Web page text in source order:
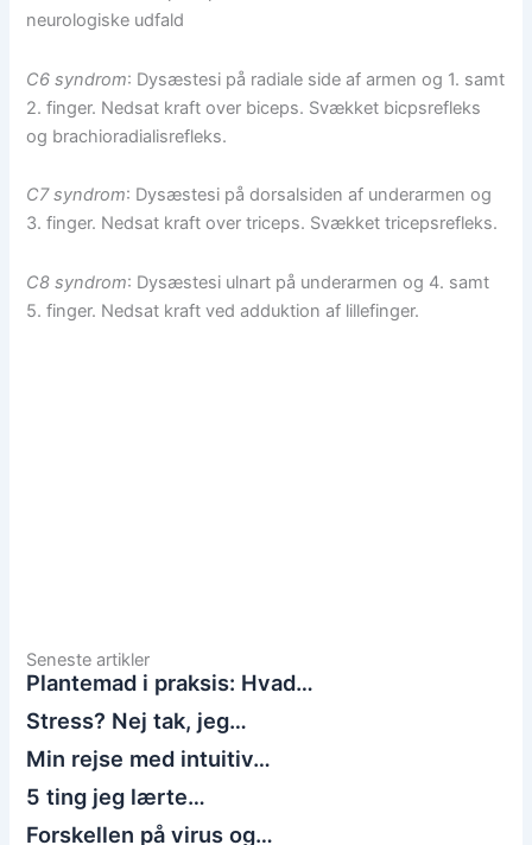
neurologiske udfald
C6 syndrom: Dysæstesi på radiale side af armen og 1. samt
2. finger. Nedsat kraft over biceps. Svækket bicpsrefleks
og brachioradialisrefleks.
C7 syndrom: Dysæstesi på dorsalsiden af underarmen og
3. finger. Nedsat kraft over triceps. Svækket tricepsrefleks.
C8 syndrom: Dysæstesi ulnart på underarmen og 4. samt
5. finger. Nedsat kraft ved adduktion af lillefinger.
Seneste artikler
Plantemad i praksis: Hvad…
Stress? Nej tak, jeg…
Min rejse med intuitiv…
5 ting jeg lærte…
Forskellen på virus og…